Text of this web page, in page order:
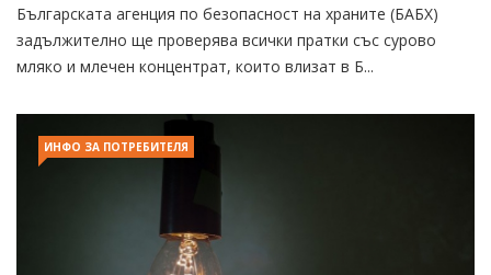
Българската агенция по безопасност на храните (БАБХ)
задължително ще проверява всички пратки със сурово
мляко и млечен концентрат, които влизат в Б...
ИНФО ЗА ПОТРЕБИТЕЛЯ